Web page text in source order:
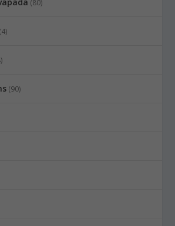
(80)
(4)
(90)